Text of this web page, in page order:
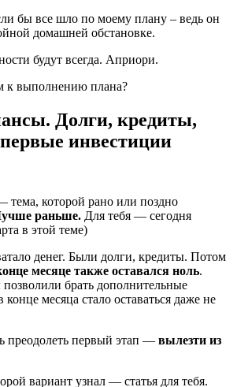
бы все шло по моему плану – ведь он
домашней обстановке.
будут всегда. Априори.
к выполнению плана?
Долги, кредиты,
инвестиции
тема, которой рано или поздно
раньше. Для тебя — сегодня
в этой теме)
денег. Были долги, кредиты. Потом
месяце также оставался ноль.
брать дополнительные
месяца стало оставаться даже не
первый этап — вылезти из
вариант узнал — статья для тебя.